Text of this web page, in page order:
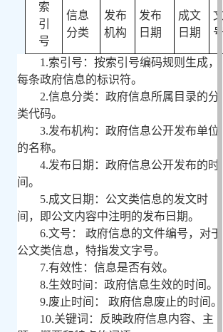
索
引
号
信息
分类
发布
机构
发布
日期
成文
日期
1.索引号：按索引号编码规则生成，
每条政府信息的标识符。
2.信息分类：政府信息所属目录的分
类代码。
3.发布机构：政府信息公开发布单位
的名称。
4.发布日期：政府信息公开发布的时
间。
5.成文日期：公文类信息的发文时
间，即公文内容中注明的发布日期。
6.文号：
政府信息的文件编号，对于
公文类信息，特指发文字号。
7.有效性：信息是否有效。
8.生效时间： 政府信息生效的时间。
9.废止时间： 政府信息废止的时间。
10.关键词：反映政府信息内容、主